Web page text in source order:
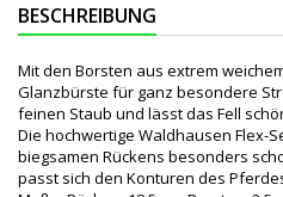
BESCHREIBUNG
Mit den Borsten aus extrem
Glanzbürste für ganz besondere
feinen Staub und lässt das Fell
Die hochwertige Waldhausen Flex-
biegsamen Rückens besonders
passt sich den Konturen des